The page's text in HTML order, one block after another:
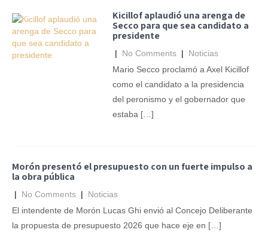
Kicillof aplaudió una arenga de
Secco para que sea candidato a
presidente
| No Comments | Noticias
Mario Secco proclamó a Axel Kicillof
como el candidato a la presidencia
del peronismo y el gobernador que
estaba […]
Morón presentó el presupuesto con un fuerte impulso a
la obra pública
| No Comments | Noticias
El intendente de Morón Lucas Ghi envió al Concejo Deliberante
la propuesta de presupuesto 2026 que hace eje en […]